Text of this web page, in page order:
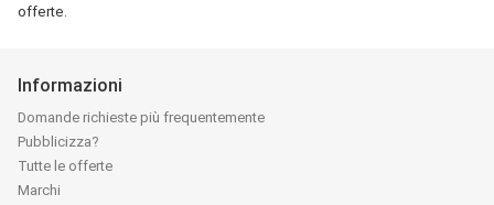
offerte.
Informazioni
Domande richieste più frequentemente
Pubblicizza?
Tutte le offerte
Marchi